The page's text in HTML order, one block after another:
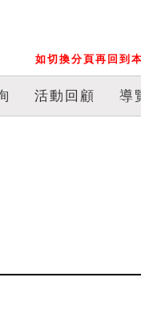
如切換分頁再回到
活動回顧 導